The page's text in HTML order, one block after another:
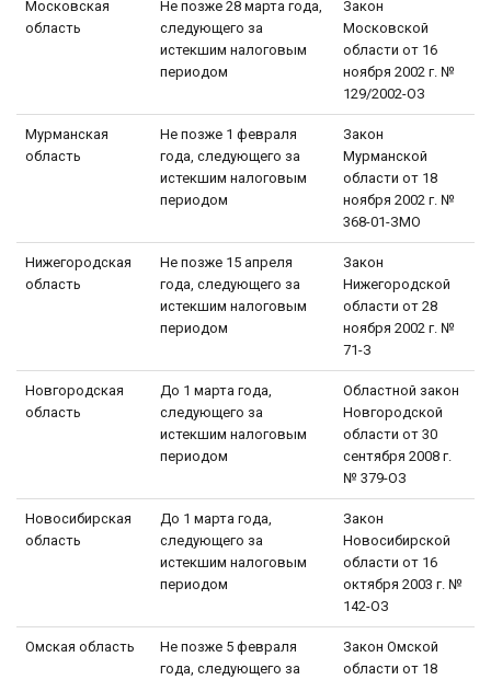
Московская
область
Не позже 28 марта года,
следующего за
истекшим налоговым
периодом
Закон
Московской
области от 16
ноября 2002 г. №
129/2002-ОЗ
Мурманская
область
Не позже 1 февраля
года, следующего за
истекшим налоговым
периодом
Закон
Мурманской
области от 18
ноября 2002 г. №
368-01-ЗМО
Нижегородская
область
Не позже 15 апреля
года, следующего за
истекшим налоговым
периодом
Закон
Нижегородской
области от 28
ноября 2002 г. №
71-З
Новгородская
область
До 1 марта года,
следующего за
истекшим налоговым
периодом
Областной закон
Новгородской
области от 30
сентября 2008 г.
№ 379-ОЗ
Новосибирская
область
До 1 марта года,
следующего за
истекшим налоговым
периодом
Закон
Новосибирской
области от 16
октября 2003 г. №
142-ОЗ
Омская область
Не позже 5 февраля
года, следующего за
Закон Омской
области от 18